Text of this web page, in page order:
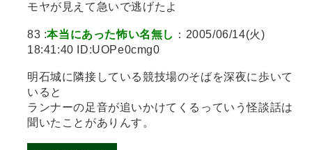
モヤが見えて急いで逃げたよ
83 :本当にあった怖い名無し ：2005/06/14(火)
18:41:40 ID:UOPe0cmg0
明石城に隣接している競技場のそばを深夜に歩いて
いると
ランナーの足音が追いかけてくるっていう怪談話は
聞いたことがありんす。